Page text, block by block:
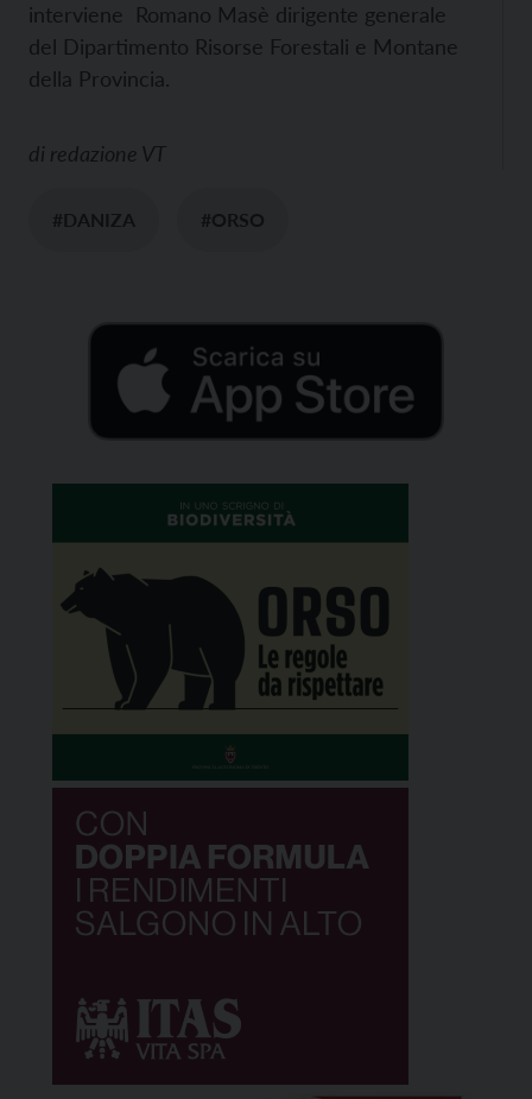
interviene Romano Masè dirigente generale
del Dipartimento Risorse Forestali e Montane
della Provincia.
di redazione VT
#DANIZA #ORSO